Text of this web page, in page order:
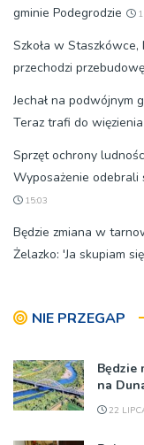
gminie Podegrodzie
Szkoła w
przechodzi
Jechał na podwójnym
Teraz trafi do więzienia
Sprzęt ochrony
Wyposażenie
15:03
Będzie zmiana w
Żelazko: 'Ja skupiam
NIE PRZEGAP
Będzie
na
22